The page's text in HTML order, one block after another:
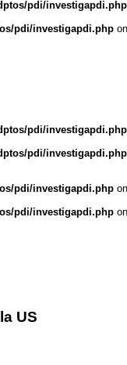
pdi/investigapdi.php
pdi/investigapdi.php
pdi/investigapdi.php
pdi/investigapdi.php
pdi/investigapdi.php
pdi/investigapdi.php
US